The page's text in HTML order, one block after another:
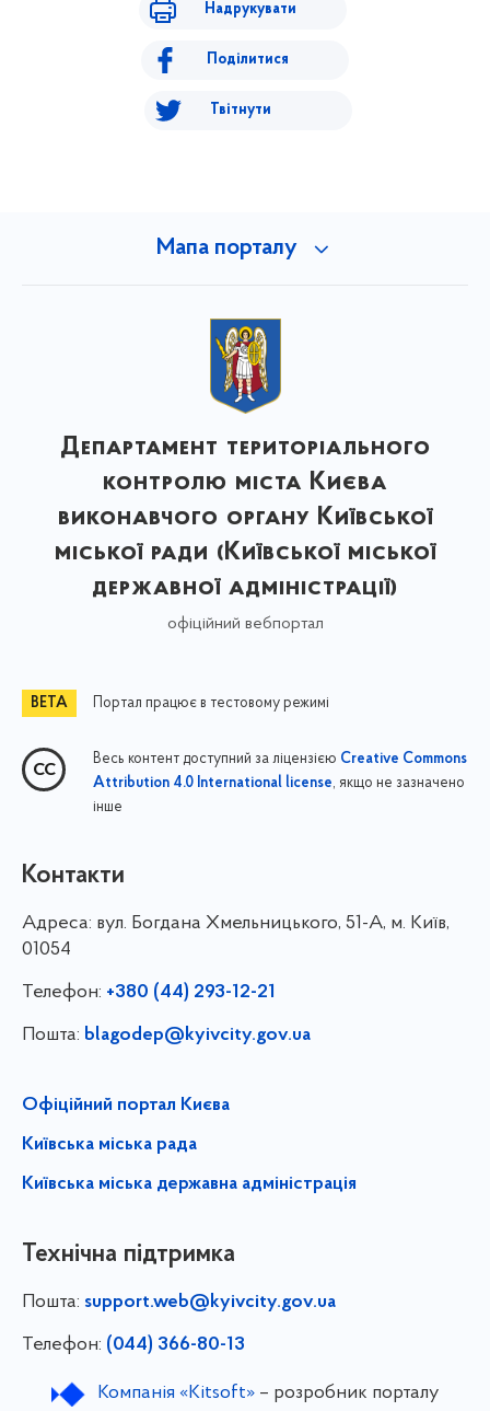
Надрукувати
Поділитися
Твітнути
Мапа порталу
Департамент територіального
контролю міста Києва
виконавчого органу Київської
міської ради (Київської міської
державної адміністрації)
офіційний вебпортал
Портал працює в тестовому режимі
Весь контент доступний за ліцензією Creative Commons
Attribution 4.0 International license, якщо не зазначено
інше
Контакти
Адреса: вул. Богдана Хмельницького, 51-А, м. Київ,
01054
Телефон: +380 (44) 293-12-21
Пошта: blagodep@kyivcity.gov.ua
Офіційний портал Києва
Київська міська рада
Київська міська державна адміністрація
Технічна підтримка
Пошта: support.web@kyivcity.gov.ua
Телефон: (044) 366-80-13
Компанія «Kitsoft»– розробник порталу